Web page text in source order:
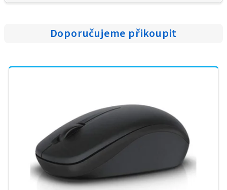
Doporučujeme přikoupit